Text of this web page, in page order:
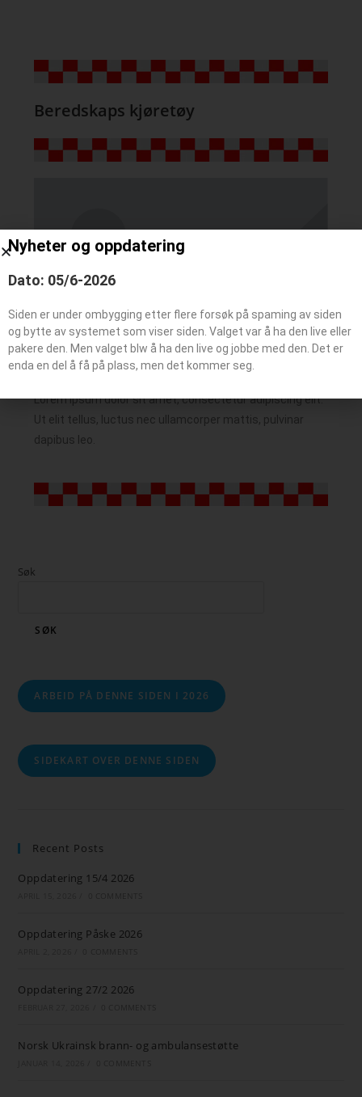
Beredskaps kjøretøy
Lorem ipsum dolor sit amet, consectetur adipiscing elit.
Ut elit tellus, luctus nec ullamcorper mattis, pulvinar
dapibus leo.
Søk
SØK
ARBEID PÅ DENNE SIDEN I 2026
SIDEKART OVER DENNE SIDEN
Recent Posts
Oppdatering 15/4 2026
Oppdatering Påske 2026
Oppdatering 27/2 2026
Norsk Ukrainsk brann- og ambulansestøtte
Nyheter og oppdatering
Dato: 05/6-2026
Siden er under ombygging etter flere forsøk på spaming av siden
og bytte av systemet som viser siden. Valget var å ha den live eller
pakere den. Men valget blw å ha den live og jobbe med den. Det er
enda en del å få på plass, men det kommer seg.